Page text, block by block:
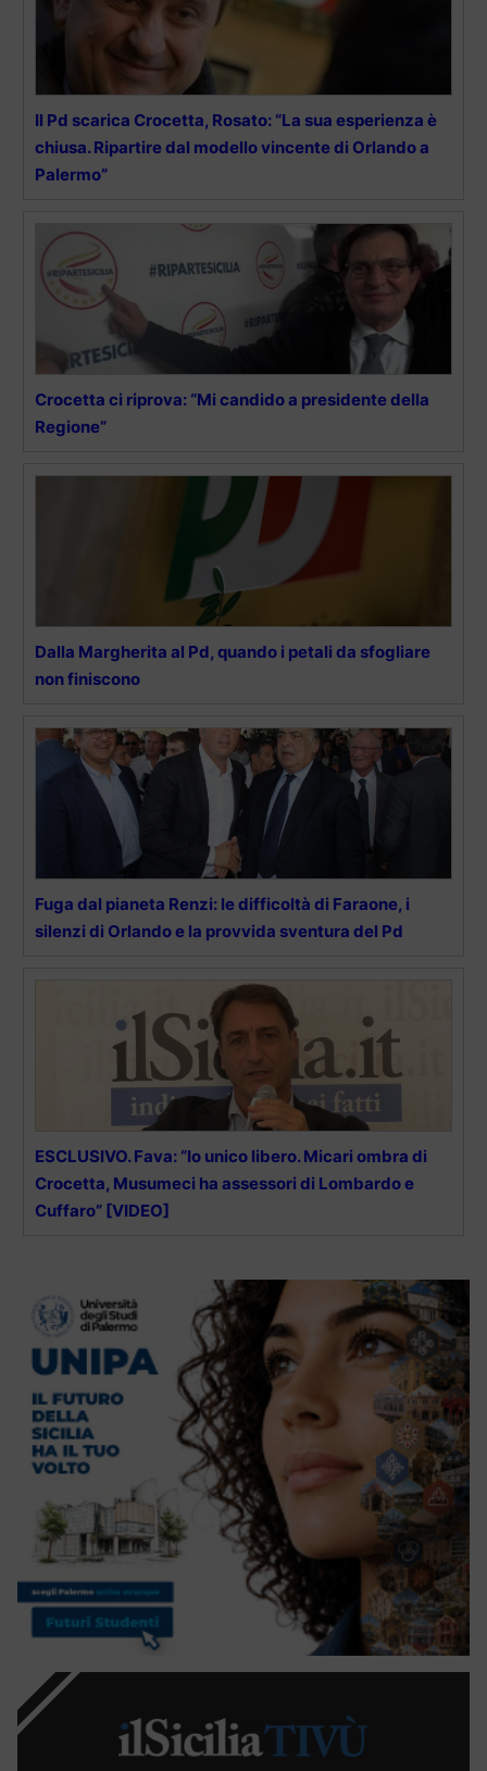
Il Pd scarica Crocetta, Rosato: “La sua esperienza è
chiusa. Ripartire dal modello vincente di Orlando a
Palermo”
Crocetta ci riprova: “Mi candido a presidente della
Regione”
Dalla Margherita al Pd, quando i petali da sfogliare
non finiscono
Fuga dal pianeta Renzi: le difficoltà di Faraone, i
silenzi di Orlando e la provvida sventura del Pd
ESCLUSIVO. Fava: “Io unico libero. Micari ombra di
Crocetta, Musumeci ha assessori di Lombardo e
Cuffaro” [VIDEO]